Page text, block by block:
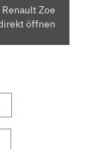
Zoe
öffnen